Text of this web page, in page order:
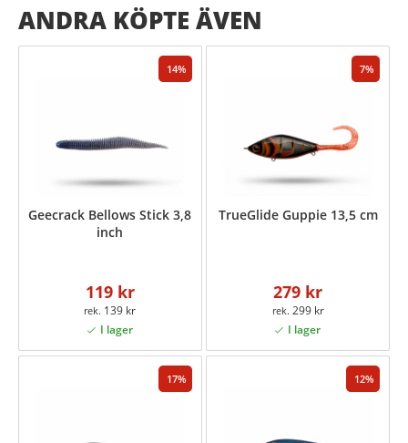
ANDRA KÖPTE ÄVEN
14
Geecrack Bellows Stick 3,8
inch
119 kr
139 kr
7
TrueGlide Guppie 13,5 cm
279 kr
299 kr
17 12